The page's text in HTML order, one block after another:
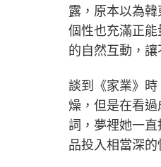
露，原本以為
個性也充滿正
的自然互動，讓
談到《家業》
燥，但是在看
詞，夢裡她一
品投入相當深的